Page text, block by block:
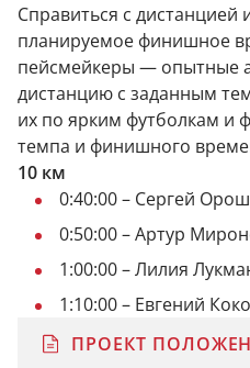
Справиться с дистанцией
планируемое финишное
пейсмейкеры — опытные
дистанцию с заданным
их по ярким футболкам и
темпа и финишного
10 км
0:40:00 – Сергей
0:50:00 – Артур
1:00:00 – Лилия
1:10:00 – Евгений
ПРОЕКТ